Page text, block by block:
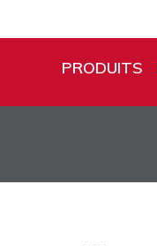
PRODUITS